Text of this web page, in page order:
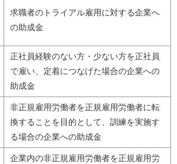
求職者のトライアル雇用に対する企業へ
の助成金
正社員経験のない方・少ない方を正社員
で雇い、定着につなげた場合の企業への
助成金
非正規雇用労働者を正規雇用労働者に転
換することを目的として、訓練を実施す
る場合の企業への助成金
企業内の非正規雇用労働者を正規雇用労